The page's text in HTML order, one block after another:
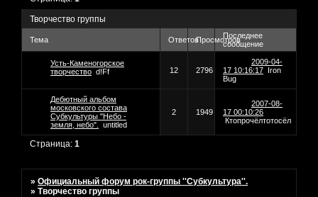
Творчество группы
Тема ОтветовПросмотровПоследнее
сообщение
Усть-Каменогорское
творчество d!Ff 12 2796
2009-04-
17 10:16:17
Iron
Bug
Дебютный альбом
московского состава
Субкультуры "Небо -
земля, небо".
untitled
2 1949
2007-08-
17 00:10:26
Ктопрочёлтотосёл
Страница:1
»Официальный форум рок-группы ''Субкультура''.
»Творчество группы